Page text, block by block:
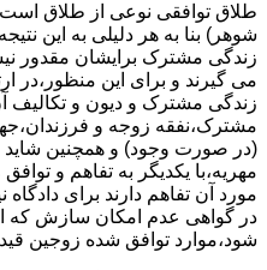
طلاق توافقی نوعی از طلاق
شوهر) بنا به هر دلیلی به این
زندگی مشترک برایشان مقدور
می گیرند و برای این منظور،در
زندگی مشترک و دیون و تکالیف
مشترک،نفقه زوجه و
(در صورت وجود) و همچنین شاید
مهریه،با یکدیگر به تفاهم و
مورد آن تفاهم دارند برای
در گواهی عدم امکان سازش که
شود،موارد توافق شده زوجین